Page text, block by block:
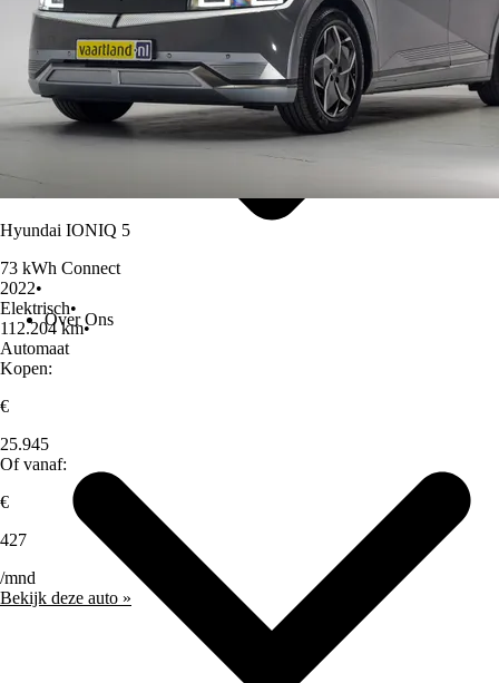
Over Ons
Hyundai IONIQ 5
73 kWh Connect
2022•
Elektrisch•
112.204 km•
Automaat
Kopen:
€
25.945
Of vanaf:
€
427
/mnd
Bekijk deze auto »